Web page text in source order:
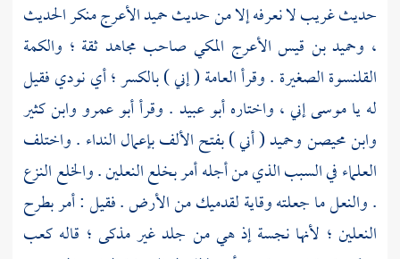
حديث غريب لا نعرفه إلا من حديثحميد الأعرجمنكر الحديث
، وحميد بن قيس الأعرج المكي صاحب مجاهد ثقة ؛ والكمة
القلنسوة الصغيرة . وقرأ العامة ( إني ) بالكسر ؛ أي نودي فقيل
له ياموسىإني ، واختارهأبو عبيد . وقرأأبو عمرووابن كثير
وابن محيصنوحميد( أني ) بفتح الألف بإعمال النداء . واختلف
العلماء في السبب الذي من أجله أمر بخلع النعلين . والخلع النزع
. والنعل ما جعلته وقاية لقدميك من الأرض . فقيل : أمر بطرح
النعلين ؛ لأنها نجسة إذ هي من جلد غير مذكى ؛ قاله كعب